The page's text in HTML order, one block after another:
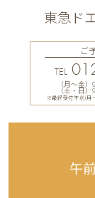
東急ド
ご
TEL
（月〜金
（土・日
※最終受付午前(月
午